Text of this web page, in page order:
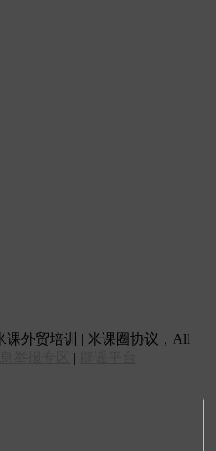
课外贸培训 | 米课圈协议，All
|